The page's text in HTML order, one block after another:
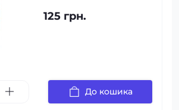
125 грн.
До кошика